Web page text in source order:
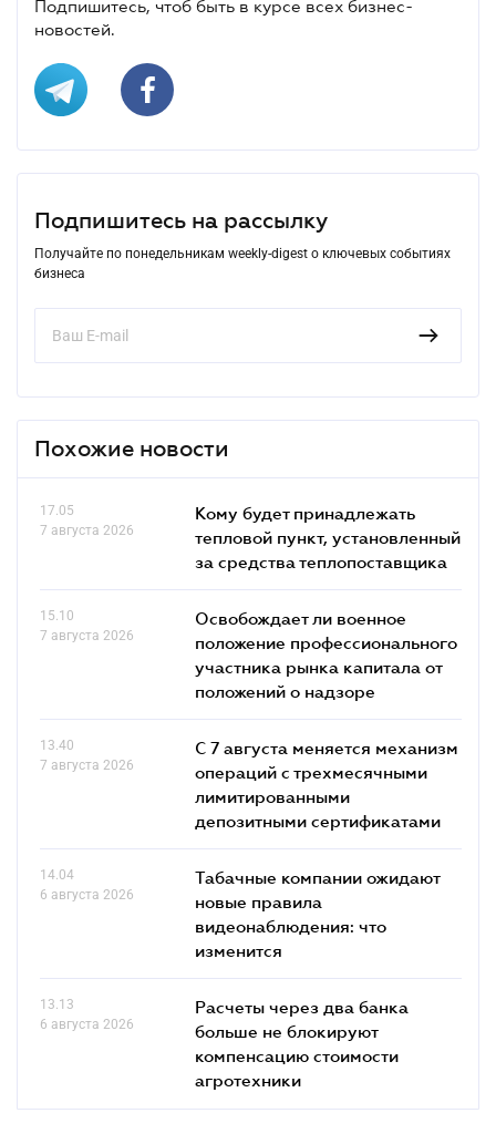
Подпишитесь, чтоб быть в курсе всех бизнес-
новостей.
Подпишитесь на рассылку
Получайте по понедельникам weekly-digest о ключевых событиях
бизнеса
Похожие новости
17.05
7 августа 2026
Кому будет принадлежать
тепловой пункт, установленный
за средства теплопоставщика
15.10
7 августа 2026
Освобождает ли военное
положение профессионального
участника рынка капитала от
положений о надзоре
13.40
7 августа 2026
С 7 августа меняется механизм
операций с трехмесячными
лимитированными
депозитными сертификатами
14.04
6 августа 2026
Табачные компании ожидают
новые правила
видеонаблюдения: что
изменится
13.13
6 августа 2026
Расчеты через два банка
больше не блокируют
компенсацию стоимости
агротехники